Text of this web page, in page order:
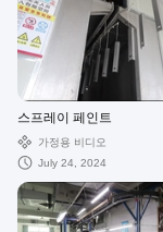
스프레이 페인트
가정용 비디오
July 24, 2024